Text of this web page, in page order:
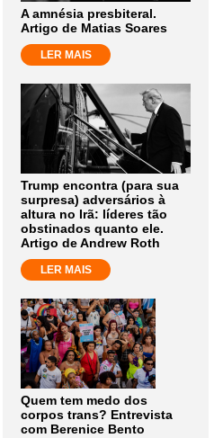
A amnésia presbiteral.
Artigo de Matias Soares
LER MAIS
Trump encontra (para sua
surpresa) adversários à
altura no Irã: líderes tão
obstinados quanto ele.
Artigo de Andrew Roth
LER MAIS
Quem tem medo dos
corpos trans? Entrevista
com Berenice Bento